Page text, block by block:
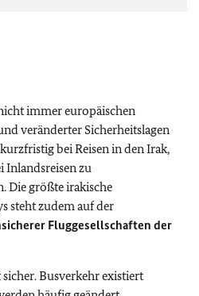
immer europäischen
veränderter Sicherheitslagen
bei Reisen in den Irak,
Inlandsreisen zu
Die größte irakische
steht zudem auf der
Fluggesellschaften der
Busverkehr existiert